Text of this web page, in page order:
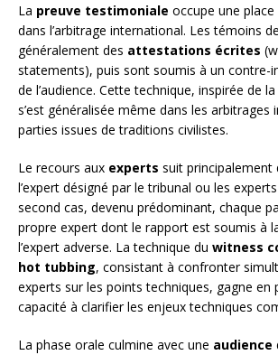
La preuve testimoniale occupe une
dans l’arbitrage international. Les témoins
généralement des attestations écrites
statements), puis sont soumis à un contre-
de l’audience. Cette technique, inspirée de
s’est généralisée même dans les arbitrages
parties issues de traditions civilistes.
Le recours aux experts suit principalement
l’expert désigné par le tribunal ou les
second cas, devenu prédominant, chaque
propre expert dont le rapport est soumis à
l’expert adverse. La technique du witness
hot tubbing, consistant à confronter
experts sur les points techniques, gagne en
capacité à clarifier les enjeux techniques
La phase orale culmine avec une audience